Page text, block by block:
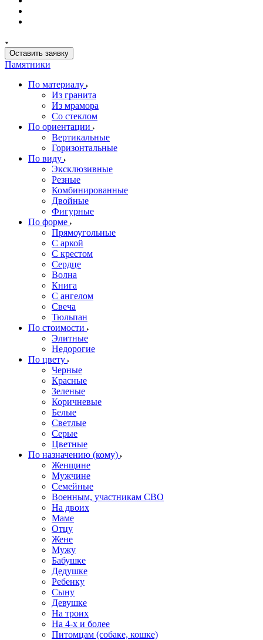
Оставить заявку
Памятники
По материалу
Из гранита
Из мрамора
Со стеклом
По ориентации
Вертикальные
Горизонтальные
По виду
Эксклюзивные
Резные
Комбинированные
Двойные
Фигурные
По форме
Прямоугольные
С аркой
С крестом
Сердце
Волна
Книга
С ангелом
Свеча
Тюльпан
По стоимости
Элитные
Недорогие
По цвету
Черные
Красные
Зеленые
Коричневые
Белые
Светлые
Серые
Цветные
По назначению (кому)
Женщине
Мужчине
Семейные
Военным, участникам СВО
На двоих
Маме
Отцу
Жене
Мужу
Бабушке
Дедушке
Ребенку
Сыну
Девушке
На троих
На 4-х и более
Питомцам (собаке, кошке)